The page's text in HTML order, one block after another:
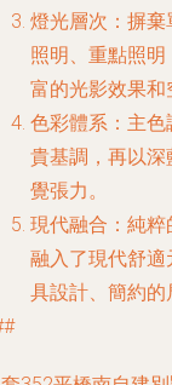
燈光層次 ：摒
照明、重點照
富的光影效果和
色彩體系 ：主
貴基調，再以
覺張力。
現代融合 ：純
融入了現代舒
具設計、簡約的